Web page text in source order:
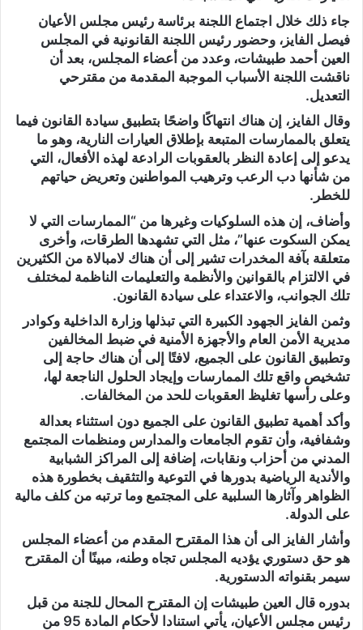
جاء ذلك خلال اجتماع اللجنة برئاسة رئيس مجلس الأعيان
فيصل الفايز، وحضور رئيس اللجنة القانونية في المجلس
العين أحمد طبيشات، وعدد من أعضاء المجلس، بعد أن
ناقشت اللجنة الأسباب الموجبة المقدمة من مقترحي
التعديل.
وقال الفايز، إن هناك انتهاكًا واضحًا بتطبيق سيادة القانون فيما
يتعلق بالممارسات المتبعة بإطلاق العيارات النارية، وهو ما
يدعو إلى إعادة النظر بالعقوبات الرادعة لهذه الأفعال، التي
من شأنها دب الرعب وترهيب المواطنين وتعريض حياتهم
للخطر.
وأضاف، إن هذه السلوكيات وغيرها من “الممارسات التي لا
يمكن السكوت عنها”، مثل التي تشهدها الطرقات، وأخرى
متعلقة بآفة المخدرات تشير إلى أن هناك لامبالاة من الكثيرين
في الالتزام بالقوانين والأنظمة والتعليمات الناظمة لمختلف
تلك الجوانب، والاعتداء على سيادة القانون.
وثمن الفايز الجهود الكبيرة التي تبذلها وزارة الداخلية وكوادر
مديرية الأمن العام والأجهزة الأمنية في ضبط المخالفين
وتطبيق القانون على الجميع، لافتًا إلى أن هناك حاجة إلى
تشخيص واقع تلك الممارسات وإيجاد الحلول الناجعة لها،
وعلى رأسها تغليظ العقوبات للحد من المخالفات.
وأكد أهمية تطبيق القانون على الجميع دون استثناء بعدالة
وشفافية، وأن تقوم الجامعات والمدارس ومنظمات المجتمع
المدني من أحزاب ونقابات، إضافة إلى المراكز الشبابية
والأندية الرياضية بدورها في التوعية والتثقيف بخطورة هذه
الظواهر وآثارها السلبية على المجتمع وما ترتبه من كلف مالية
على الدولة.
وأشار الفايز الى أن هذا المقترح المقدم من أعضاء المجلس
هو حق دستوري يؤديه المجلس تجاه وطنه، مبينًا أن المقترح
سيمر بقنواته الدستورية.
بدوره قال العين طبيشات إن المقترح المحال للجنة من قبل
رئيس مجلس الأعيان، يأتي استنادا لأحكام المادة 95 من